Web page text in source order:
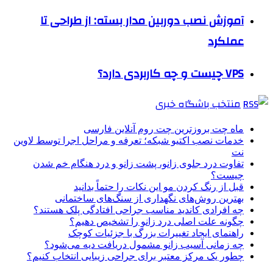
آموزش نصب دوربین مدار بسته: از طراحی تا
عملکرد
VPS چیست و چه کاربردی دارد؟
منتخب باشگاه خبری
ماه چت بروزترین چت روم آنلاین فارسی
خدمات نصب اکتیو شبکه؛ تعرفه و مراحل اجرا توسط لاوین
نت
تفاوت درد جلوی زانو، پشت زانو و درد هنگام خم شدن
چیست؟
قبل از رنگ کردن مو این نکات را حتماً بدانید
بهترین روش‌های نگهداری از سنگ‌های ساختمانی
چه افرادی کاندید مناسب جراحی افتادگی پلک هستند؟
چگونه علت اصلی درد زانو را تشخیص دهیم؟
راهنمای ایجاد تغییرات بزرگ با جزئیات کوچک
چه زمانی آسیب زانو مشمول دریافت دیه می‌شود؟
چطور یک مرکز معتبر برای جراحی زیبایی انتخاب کنیم؟